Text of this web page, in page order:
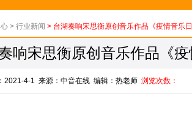
> 行业新闻 > 台湖奏响宋思衡原创音乐作品《疫情音乐日
响宋思衡原创音乐作品《疫
2021-4-1 来源：中音在线 编辑：热老师 浏览次数：